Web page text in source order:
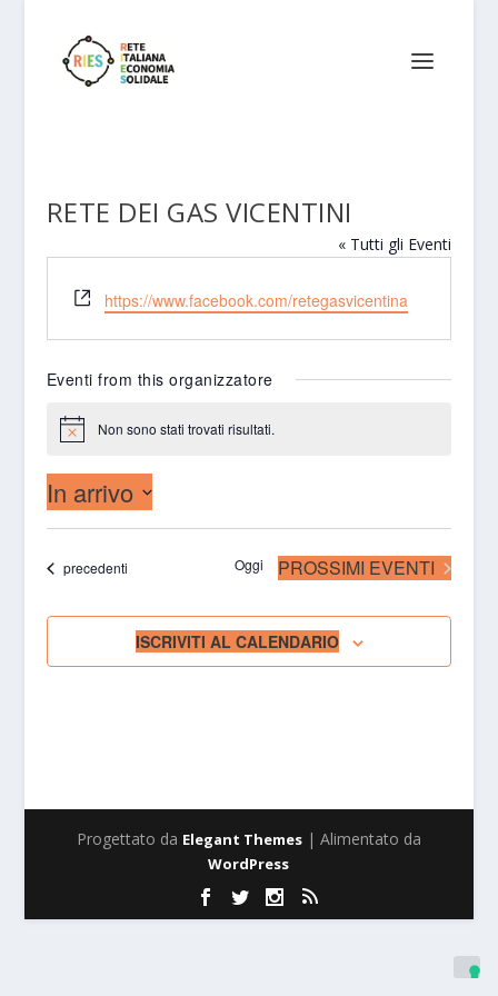
RETE DEI GAS VICENTINI
« Tutti gli Eventi
Website
https://www.facebook.com/retegasvicentina
Eventi from this organizzatore
Notice Non sono stati trovati risultati.
In arrivo
data.Eventi
precedenti Oggi PROSSIMI EVENTI
ISCRIVITI AL CALENDARIO
Progettato da Elegant Themes| Alimentato da
WordPress